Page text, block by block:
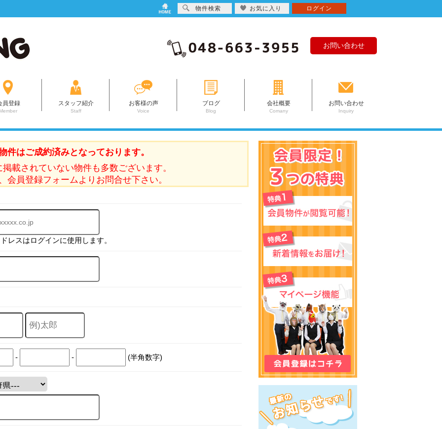
お問い合わせ
員登録 スタッフ紹介
Staff
お客様の声
Voice
ブログ
Blog
会社概要
Comany
お問い合わせ
Inquiry
件はご成約済みとなっております。
載されていない物件も多数ございます。
会員登録フォームよりお問合せ下さい。
レスはログインに使用します。
- - (半角数字)
物件検索 お気に入り ログイン